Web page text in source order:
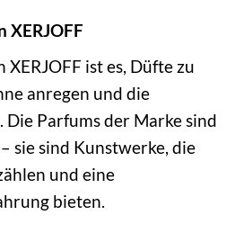
XERJOFF
ist es, Düfte zu
anregen und die
Die Parfums der Marke sind
sie sind Kunstwerke, die
und eine
bieten.